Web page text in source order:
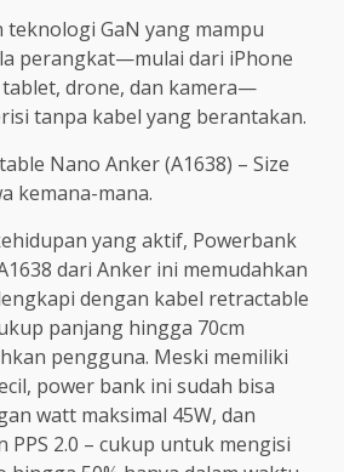
GaN yang mampu
perangkat—mulai dari iPhone
drone, dan kamera—
tanpa kabel yang berantakan.
Nano Anker (A1638) – Size
kemana-mana.
yang aktif, Powerbank
dari Anker ini memudahkan
dengan kabel retractable
panjang hingga 70cm
pengguna. Meski memiliki
power bank ini sudah bisa
watt maksimal 45W, dan
PPS 2.0 – cukup untuk mengisi